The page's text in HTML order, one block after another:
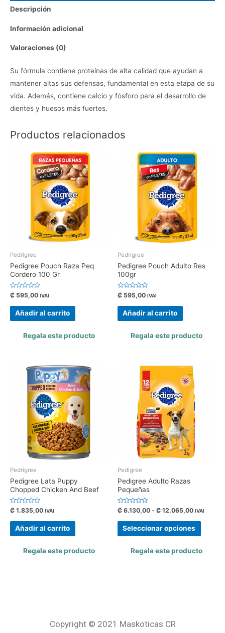
Descripción
Información adicional
Valoraciones (0)
Su fórmula contiene proteínas de alta calidad que ayudan a
mantener altas sus defensas, fundamental en esta etapa de su
vida. Además, contiene calcio y fósforo para el desarrollo de
dientes y huesos más fuertes.
Productos relacionados
Pedrigree
Pedigree Pouch Raza Peq
Cordero 100 Gr
Valorado
con
0
₡ 595,00 IVAI
Añadir al carrito
Regala este producto
Pedrigree
Pedigree Pouch Adulto Res
100gr
Valorado
con
0
₡ 595,00 IVAI
Añadir al carrito
Regala este producto
Pedrigree
Pedigree Lata Puppy
Chopped Chicken And Beef
Valorado
con
0
₡ 1.835,00 IVAI
Añadir al carrito
Regala este producto
Pedigree
Pedigree Adulto Razas
Pequeñas
Valorado
con
0
de
₡ 6.130,00 - ₡ 12.065,00 IVAI
Seleccionar opciones
Regala este producto
Copyright © 2021 Maskoticas CR